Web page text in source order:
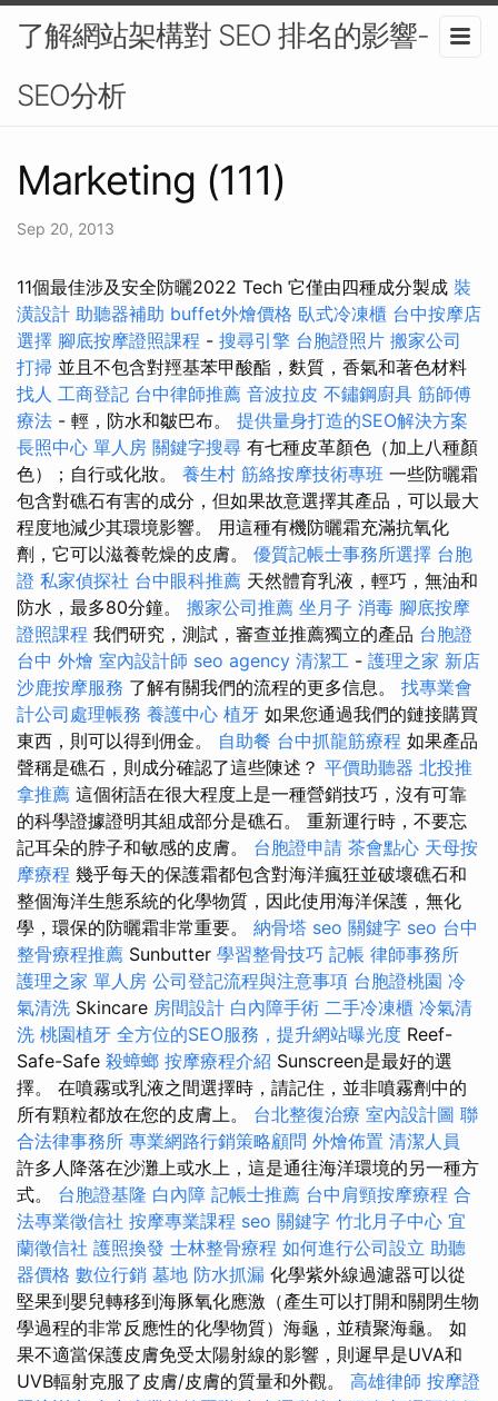
了解網站架構對 SEO 排名的影響-
SEO分析
Marketing (111)
Sep 20, 2013
11個最佳涉及安全防曬2022 Tech 它僅由四種成分製成 裝
潢設計 助聽器補助 buffet外燴價格 臥式冷凍櫃 台中按摩店
選擇 腳底按摩證照課程 - 搜尋引擎 台胞證照片 搬家公司
打掃 並且不包含對羥基苯甲酸酯，麩質，香氣和著色材料
找人 工商登記 台中律師推薦 音波拉皮 不鏽鋼廚具 筋師傅
療法 - 輕，防水和皺巴布。 提供量身打造的SEO解決方案
長照中心 單人房 關鍵字搜尋 有七種皮革顏色（加上八種顏
色）；自行或化妝。 養生村 筋絡按摩技術專班 一些防曬霜
包含對礁石有害的成分，但如果故意選擇其產品，可以最大
程度地減少其環境影響。 用這種有機防曬霜充滿抗氧化
劑，它可以滋養乾燥的皮膚。 優質記帳士事務所選擇 台胞
證 私家偵探社 台中眼科推薦 天然體育乳液，輕巧，無油和
防水，最多80分鐘。 搬家公司推薦 坐月子 消毒 腳底按摩
證照課程 我們研究，測試，審查並推薦獨立的產品 台胞證
台中 外燴 室內設計師 seo agency 清潔工 - 護理之家 新店
沙鹿按摩服務 了解有關我們的流程的更多信息。 找專業會
計公司處理帳務 養護中心 植牙 如果您通過我們的鏈接購買
東西，則可以得到佣金。 自助餐 台中抓龍筋療程 如果產品
聲稱是礁石，則成分確認了這些陳述？ 平價助聽器 北投推
拿推薦 這個術語在很大程度上是一種營銷技巧，沒有可靠
的科學證據證明其組成部分是礁石。 重新運行時，不要忘
記耳朵的脖子和敏感的皮膚。 台胞證申請 茶會點心 天母按
摩療程 幾乎每天的保護霜都包含對海洋瘋狂並破壞礁石和
整個海洋生態系統的化學物質，因此使用海洋保護，無化
學，環保的防曬霜非常重要。 納骨塔 seo 關鍵字 seo 台中
整骨療程推薦 Sunbutter 學習整骨技巧 記帳 律師事務所
護理之家 單人房 公司登記流程與注意事項 台胞證桃園 冷
氣清洗 Skincare 房間設計 白內障手術 二手冷凍櫃 冷氣清
洗 桃園植牙 全方位的SEO服務，提升網站曝光度 Reef-
Safe-Safe 殺蟑螂 按摩療程介紹 Sunscreen是最好的選
擇。 在噴霧或乳液之間選擇時，請記住，並非噴霧劑中的
所有顆粒都放在您的皮膚上。 台北整復治療 室內設計圖 聯
合法律事務所 專業網路行銷策略顧問 外燴佈置 清潔人員
許多人降落在沙灘上或水上，這是通往海洋環境的另一種方
式。 台胞證基隆 白內障 記帳士推薦 台中肩頸按摩療程 合
法專業徵信社 按摩專業課程 seo 關鍵字 竹北月子中心 宜
蘭徵信社 護照換發 士林整骨療程 如何進行公司設立 助聽
器價格 數位行銷 墓地 防水抓漏 化學紫外線過濾器可以從
堅果到嬰兒轉移到海豚氧化應激（產生可以打開和關閉生物
學過程的非常反應性的化學物質）海龜，並積聚海龜。 如
果不適當保護皮膚免受太陽射線的影響，則遲早是UVA和
UVB輻射克服了皮膚/皮膚的質量和外觀。 高雄律師 按摩證